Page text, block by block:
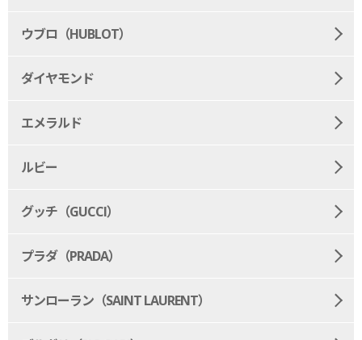
ウブロ（HUBLOT）
ダイヤモンド
エメラルド
ルビー
グッチ（GUCCI）
プラダ（PRADA）
サンローラン（SAINT LAURENT）